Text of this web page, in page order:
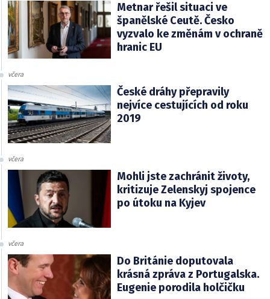
Metnar řešil situaci ve
španělské Ceutě. Česko
vyzvalo ke změnám v ochraně
hranic EU
včera
České dráhy přepravily
nejvíce cestujících od roku
2019
včera
Mohli jste zachránit životy,
kritizuje Zelenskyj spojence
po útoku na Kyjev
včera
Do Británie doputovala
krásná zpráva z Portugalska.
Eugenie porodila holčičku